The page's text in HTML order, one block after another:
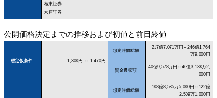
極東証券
水戸証券
公開価格決定までの推移および初値と前日終値
想定仮条件 1,300円 ～ 1,470円
想定時価総額
217億7,071万円～246億1,764
万9,000円
資金吸収額
40億9,578万円～46億3,138万2,
000円
想定時価総額
108億8,535万5,000円～122億
2,509万1,000円